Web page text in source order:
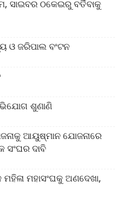
ସାଇବର ଠକେଇରୁ ବର୍ତିବାକୁ
ଓ ଜରିପାଲ ବଂଟନ
ଶୁଣାଣି
ଆୟୁଷ୍ମାନ ଯୋଜନାରେ
ସଂଘର ଦାବି
ମହାସଂଘକୁ ଅଣଦେଖା,